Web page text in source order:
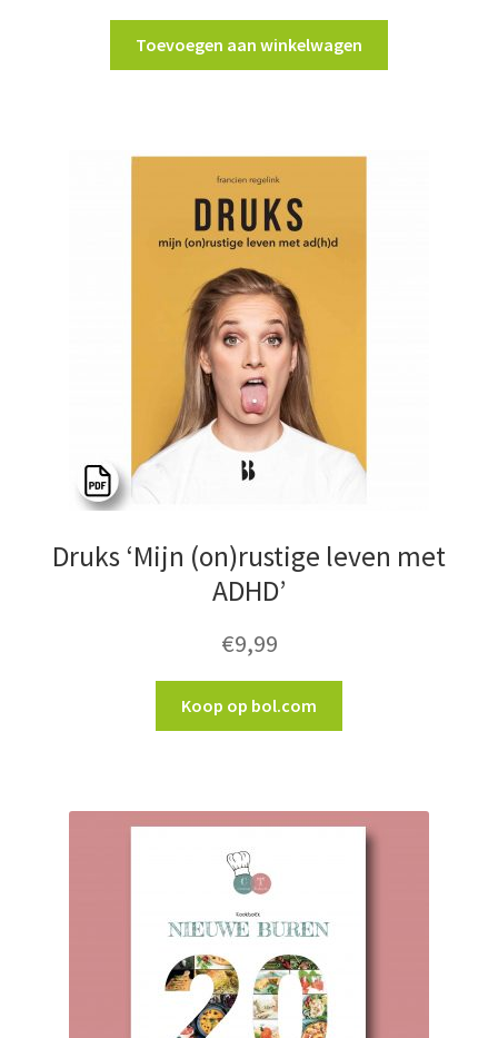
Toevoegen aan winkelwagen
Druks ‘Mijn (on)rustige leven met
ADHD’
€9,99
Koop op bol.com